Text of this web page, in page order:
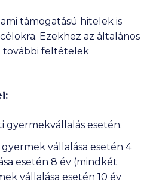
támogatású hitelek is
Ezekhez az általános
feltételek
gyermekvállalás esetén.
gyermek vállalása esetén 4
esetén 8 év (mindkét
vállalása esetén 10 év